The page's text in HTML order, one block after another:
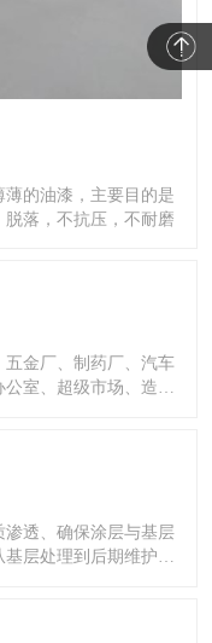
的油漆，主要目的是
落，不抗压，不耐磨
金厂、制药厂、汽车
室、超级市场、造纸
透、确保涂层与基层
层处理到后期维护，